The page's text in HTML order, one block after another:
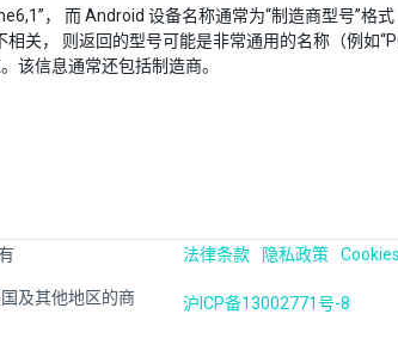
， 而 Android 设备名称通常为“制造商型号”格式
关， 则返回的型号可能是非常通用的名称（例如
该信息通常还包括制造商。
及其他地区的商
法律条款 隐私政策 Cookies
沪ICP备13002771号-8